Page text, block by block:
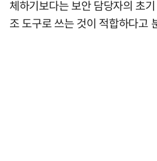
체하기보다는 보안 담당자의 초
조 도구로 쓰는 것이 적합하다고